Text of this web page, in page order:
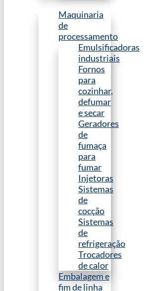
Maquinaria
de
processamento
Emulsificadoras
industriais
Fornos
para
cozinhar,
defumar
e secar
Geradores
de
fumaça
para
fumar
Injetoras
Sistemas
de
cocção
Sistemas
de
refrigeração
Trocadores
de calor
Embalagem e
fim de linha